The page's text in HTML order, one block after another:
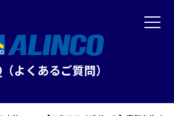
よくあるご質問）